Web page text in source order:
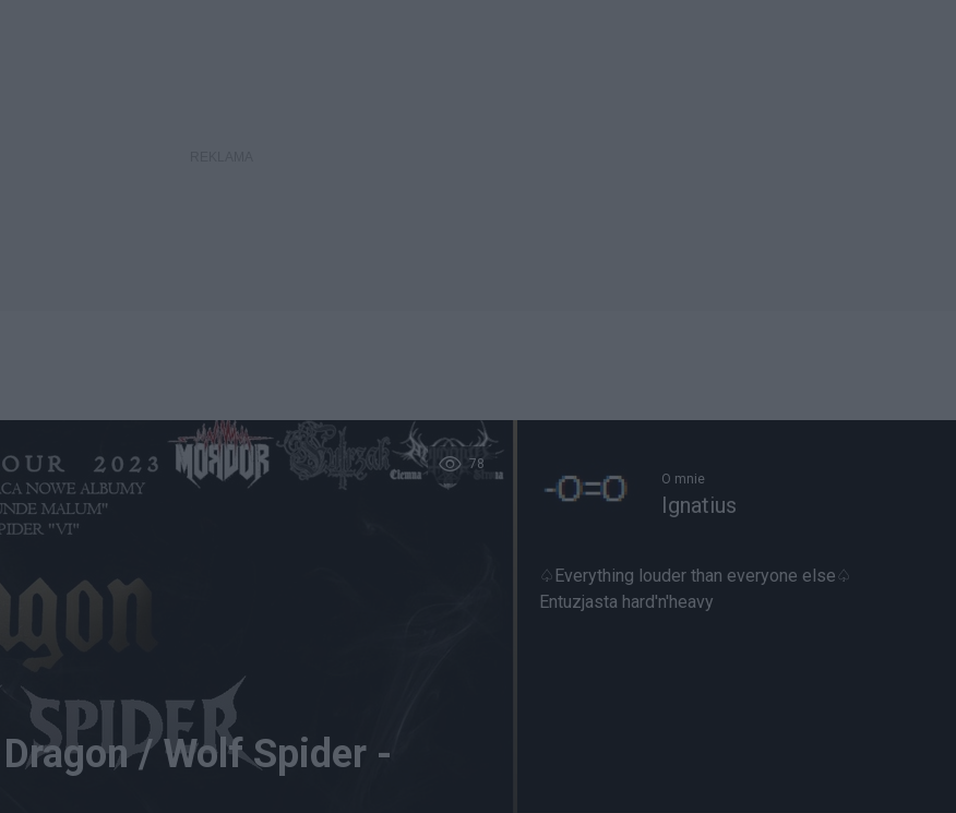
78
/ Wolf Spider -
O mnie
Ignatius
♤Everything louder than everyone else♤
Entuzjasta hard'n'heavy